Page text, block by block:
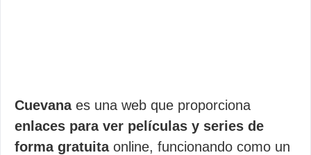
Cuevanaes una web que proporciona
enlaces para ver películas y series de
forma gratuitaonline, funcionando como un